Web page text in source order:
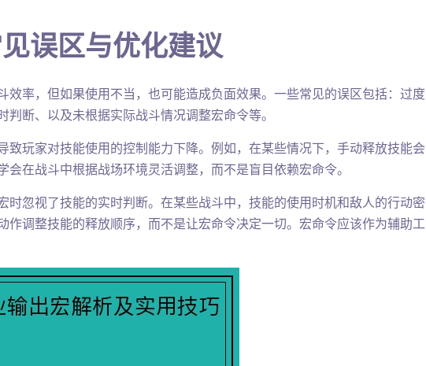
误区与优化建议
效率，但如果使用不当，也可能造成负面效果。一些常见的误区包括：过度
断、以及未根据实际战斗情况调整宏命令等。
致玩家对技能使用的控制能力下降。例如，在某些情况下，手动释放技能会
会在战斗中根据战场环境灵活调整，而不是盲目依赖宏命令。
时忽视了技能的实时判断。在某些战斗中，技能的使用时机和敌人的行动密
作调整技能的释放顺序，而不是让宏命令决定一切。宏命令应该作为辅助工